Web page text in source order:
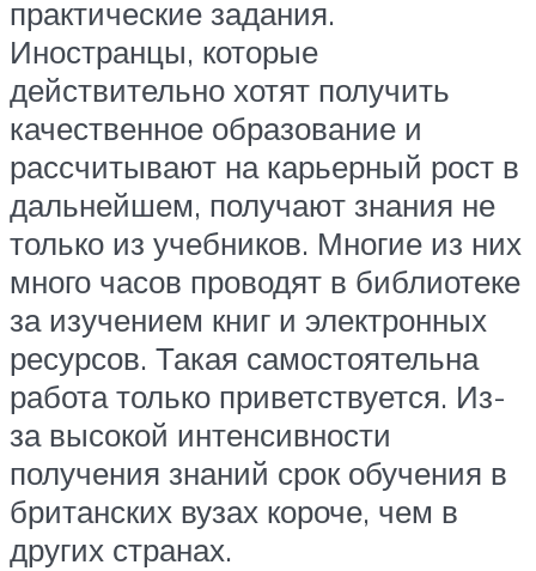
практические задания.
Иностранцы, которые
действительно хотят получить
качественное образование и
рассчитывают на карьерный рост в
дальнейшем, получают знания не
только из учебников. Многие из них
много часов проводят в библиотеке
за изучением книг и электронных
ресурсов. Такая самостоятельна
работа только приветствуется. Из-
за высокой интенсивности
получения знаний срок обучения в
британских вузах короче, чем в
других странах.